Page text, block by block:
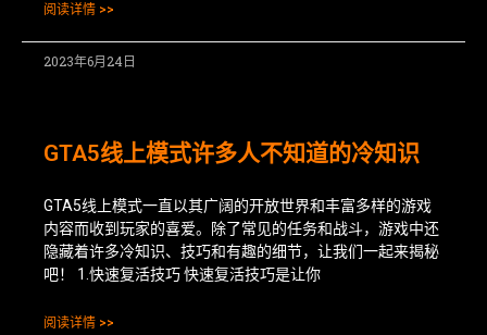
阅读详情 >>
2023年6月24日
GTA5线上模式许多人不知道的冷知识
GTA5线上模式一直以其广阔的开放世界和丰富多样的游戏
内容而收到玩家的喜爱。除了常见的任务和战斗，游戏中还
隐藏着许多冷知识、技巧和有趣的细节，让我们一起来揭秘
吧！ 1.快速复活技巧 快速复活技巧是让你
阅读详情 >>